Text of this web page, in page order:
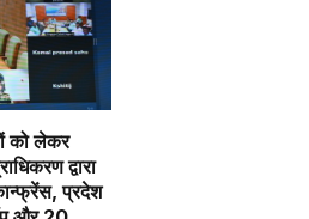
को लेकर
द्वारा
प्रदेश